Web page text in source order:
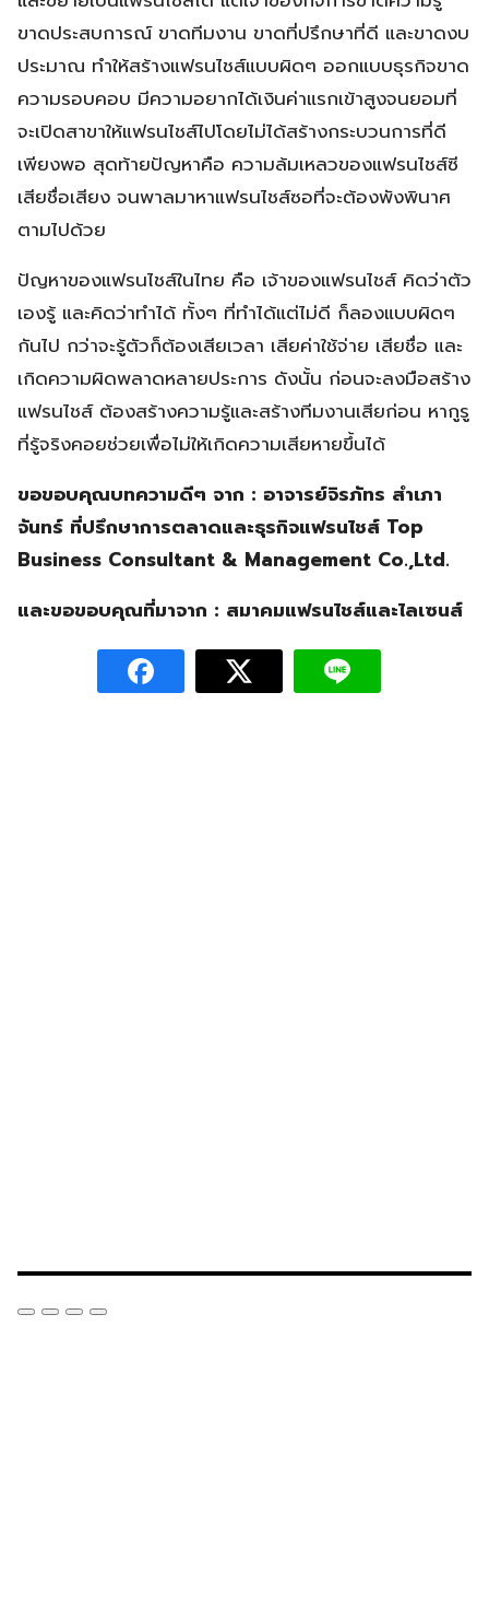
ขาดประสบการณ์ ขาดทีมงาน ขาดที่ปรึกษาที่ดี และขาดงบ
ประมาณ ทำให้สร้างแฟรนไชส์แบบผิดๆ ออกแบบธุรกิจขาด
ความรอบคอบ มีความอยากได้เงินค่าแรกเข้าสูงจนยอมที่
จะเปิดสาขาให้แฟรนไชส์ไปโดยไม่ได้สร้างกระบวนการที่ดี
เพียงพอ สุดท้ายปัญหาคือ ความล้มเหลวของแฟรนไชส์ซี
เสียชื่อเสียง จนพาลมาหาแฟรนไชส์ซอที่จะต้องพังพินาศ
ตามไปด้วย
ปัญหาของแฟรนไชส์ในไทย คือ เจ้าของแฟรนไชส์ คิดว่าตัว
เองรู้ และคิดว่าทำได้ ทั้งๆ ที่ทำได้แต่ไม่ดี ก็ลองแบบผิดๆ
กันไป กว่าจะรู้ตัวก็ต้องเสียเวลา เสียค่าใช้จ่าย เสียชื่อ และ
เกิดความผิดพลาดหลายประการ ดังนั้น ก่อนจะลงมือสร้าง
แฟรนไชส์ ต้องสร้างความรู้และสร้างทีมงานเสียก่อน หากูรู
ที่รู้จริงคอยช่วยเพื่อไม่ให้เกิดความเสียหายขึ้นได้
ขอขอบคุณบทความดีๆ จาก : อาจารย์จิรภัทร สำเภา
จันทร์ ที่ปรึกษาการตลาดและธุรกิจแฟรนไชส์ Top
Business Consultant & Management Co.,Ltd.
และขอขอบคุณที่มาจาก : สมาคมแฟรนไชส์และไลเซนส์